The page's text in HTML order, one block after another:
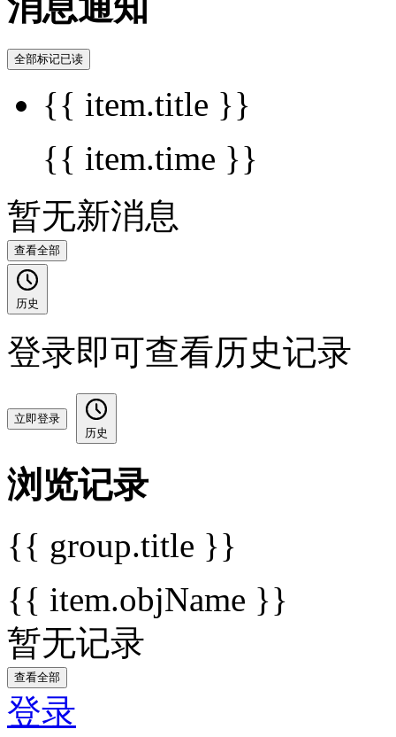
全部标记已读
{{ item.title }}
{{ item.time }}
暂无新消息
查看全部
历史
登录即可查看历史记录
立即登录
历史
浏览记录
{{ group.title }}
{{ item.objName }}
暂无记录
查看全部
登录